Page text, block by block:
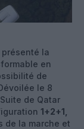
présenté la
en
de
le 8
de Qatar
1+2+1,
de la marche et